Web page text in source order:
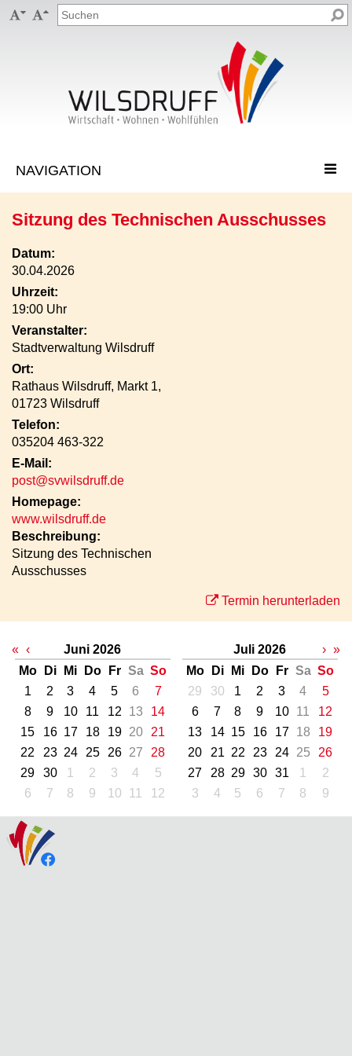
 
Sitzung des Technischen Ausschusses
Datum:
30.04.2026
Uhrzeit:
19:00 Uhr
Veranstalter:
Stadtverwaltung Wilsdruff
Ort:
Rathaus Wilsdruff, Markt 1,
01723 Wilsdruff
Telefon:
035204 463-322
E-Mail:
post@svwilsdruff.de
Homepage:
www.wilsdruff.de
Beschreibung:
Sitzung des Technischen
Ausschusses
Termin herunterladen
« ‹
Juni 2026
Mo
Di Mi Do Fr Sa So
1
2 3 4 5 6
7
8
9 10 11 12 13
14
15
16 17 18 19 20
21
22
23 24 25 26 27
28
29
30 1 2 3 4
5
6
7 8 9 10 11 12
Juli 2026
Mo
Di Mi Do Fr Sa So
29
30 1 2 3 4
5
6
7 8 9 10 11
12
13
14 15 16 17 18
19
20
21 22 23 24 25
26
27
28 29 30 31 1
2
3
4 5 6 7 8 9
› »